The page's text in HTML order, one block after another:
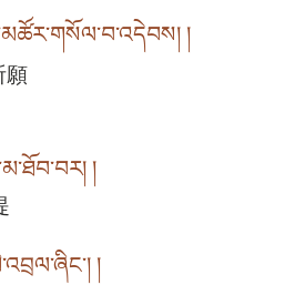
།
願
།
།